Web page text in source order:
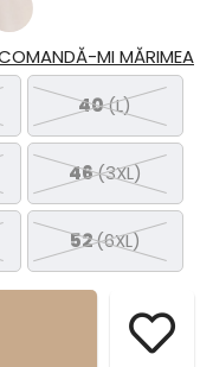
MI MĂRIMEA
40(L)
46(3XL)
52(6XL)